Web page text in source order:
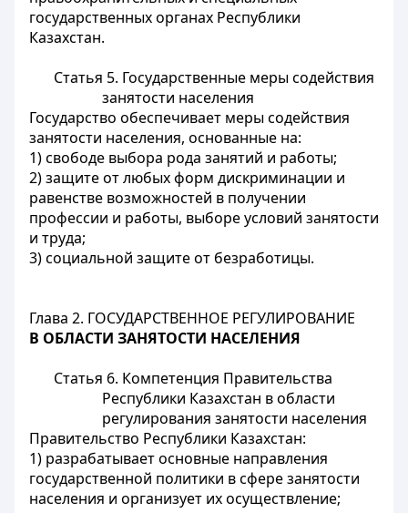
государственных органах Республики
Казахстан.
Статья 5. Государственные меры содействия
занятости населения
Государство обеспечивает меры содействия
занятости населения, основанные на:
1) свободе выбора рода занятий и работы;
2) защите от любых форм дискриминации и
равенстве возможностей в получении
профессии и работы, выборе условий занятости
и труда;
3) социальной защите от безработицы.
Глава 2. ГОСУДАРСТВЕННОЕ РЕГУЛИРОВАНИЕ
В ОБЛАСТИ ЗАНЯТОСТИ НАСЕЛЕНИЯ
Статья 6. Компетенция Правительства
Республики Казахстан в области
регулирования занятости населения
Правительство Республики Казахстан:
1) разрабатывает основные направления
государственной политики в сфере занятости
населения и организует их осуществление;